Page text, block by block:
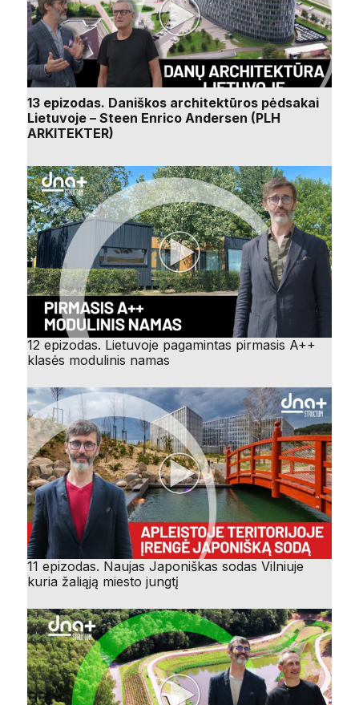
13 epizodas. Daniškos architektūros pėdsakai
Lietuvoje – Steen Enrico Andersen (PLH
ARKITEKTER)
12 epizodas. Lietuvoje pagamintas pirmasis A++
klasės modulinis namas
11 epizodas. Naujas Japoniškas sodas Vilniuje
kuria žaliąją miesto jungtį